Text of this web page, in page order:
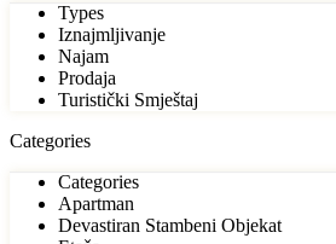
Types
Iznajmljivanje
Najam
Prodaja
Turistički Smještaj
Categories
Categories
Apartman
Devastiran Stambeni Objekat